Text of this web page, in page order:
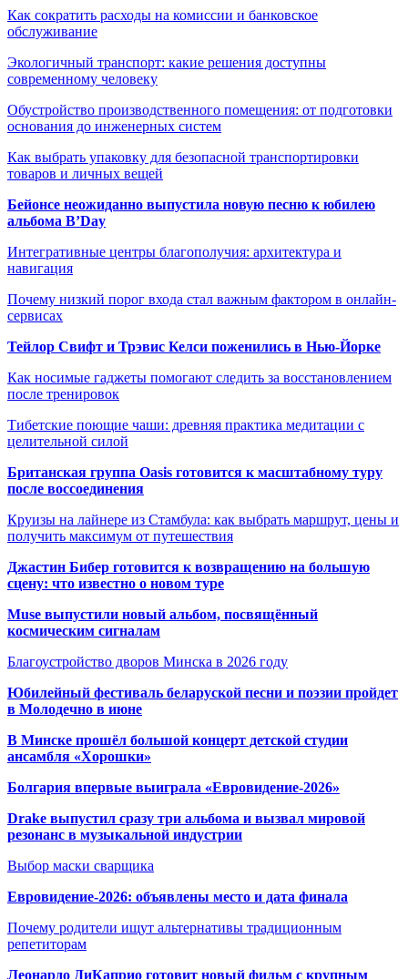
Как сократить расходы на комиссии и банковское
обслуживание
Экологичный транспорт: какие решения доступны
современному человеку
Обустройство производственного помещения: от подготовки
основания до инженерных систем
Как выбрать упаковку для безопасной транспортировки
товаров и личных вещей
Бейонсе неожиданно выпустила новую песню к юбилею
альбома B’Day
Интегративные центры благополучия: архитектура и
навигация
Почему низкий порог входа стал важным фактором в онлайн-
сервисах
Тейлор Свифт и Трэвис Келси поженились в Нью-Йорке
Как носимые гаджеты помогают следить за восстановлением
после тренировок
Тибетские поющие чаши: древняя практика медитации с
целительной силой
Британская группа Oasis готовится к масштабному туру
после воссоединения
Круизы на лайнере из Стамбула: как выбрать маршрут, цены и
получить максимум от путешествия
Джастин Бибер готовится к возвращению на большую
сцену: что известно о новом туре
Muse выпустили новый альбом, посвящённый
космическим сигналам
Благоустройство дворов Минска в 2026 году
Юбилейный фестиваль беларуской песни и поэзии пройдет
в Молодечно в июне
В Минске прошёл большой концерт детской студии
ансамбля «Хорошки»
Болгария впервые выиграла «Евровидение-2026»
Drake выпустил сразу три альбома и вызвал мировой
резонанс в музыкальной индустрии
Выбор маски сварщика
Евровидение-2026: объявлены место и дата финала
Почему родители ищут альтернативы традиционным
репетиторам
Леонардо ДиКаприо готовит новый фильм с крупным